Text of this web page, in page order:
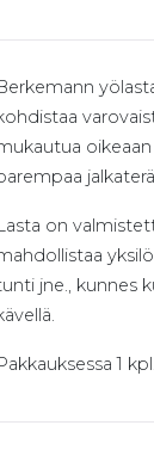
on
jne., kunnes
1